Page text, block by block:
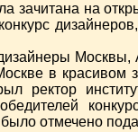
на
Москвы,
в красивом
ректор
отмечено